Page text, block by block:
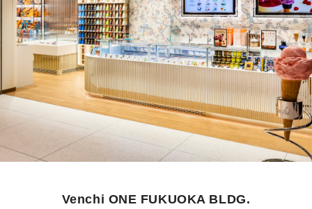
Venchi ONE FUKUOKA BLDG.